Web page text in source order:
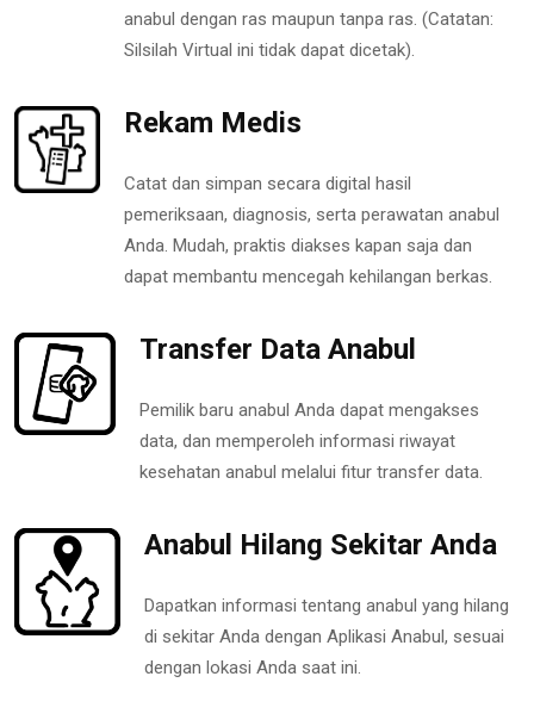
anabul dengan ras maupun tanpa ras. (Catatan:
Silsilah Virtual ini tidak dapat dicetak).
Rekam Medis
Catat dan simpan secara digital hasil
pemeriksaan, diagnosis, serta perawatan anabul
Anda. Mudah, praktis diakses kapan saja dan
dapat membantu mencegah kehilangan berkas.
Transfer Data Anabul
Pemilik baru anabul Anda dapat mengakses
data, dan memperoleh informasi riwayat
kesehatan anabul melalui fitur transfer data.
Anabul Hilang Sekitar Anda
Dapatkan informasi tentang anabul yang hilang
di sekitar Anda dengan Aplikasi Anabul, sesuai
dengan lokasi Anda saat ini.